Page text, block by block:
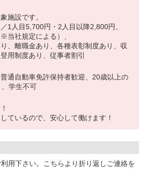
施設です。
1人目5,700円・2人目以降2,800円、
当社規定による）、
、離職金あり、各種表彰制度あり、収
用制度あり、従事者割引
通自動車免許保持者歓迎、20歳以上の
学生不可
ているので、安心して働けます！
利用下さい。こちらより折り返しご連絡を